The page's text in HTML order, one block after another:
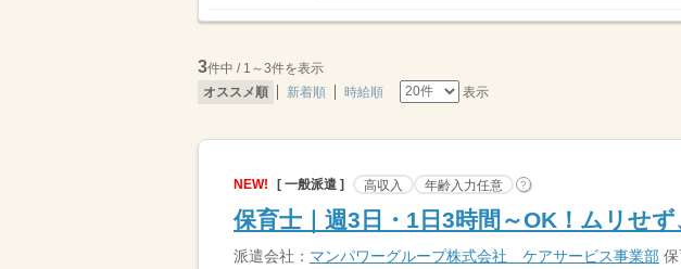
3件中 / 1～3件を表示
オススメ順
新着順 時給順 表示
NEW! [ 一般派遣 ] 高収入 年齢入力任意 ?
保育士｜週3日・1日3時間～OK！ムリせず
派遣会社： マンパワーグループ株式会社 ケアサービス事業部 保